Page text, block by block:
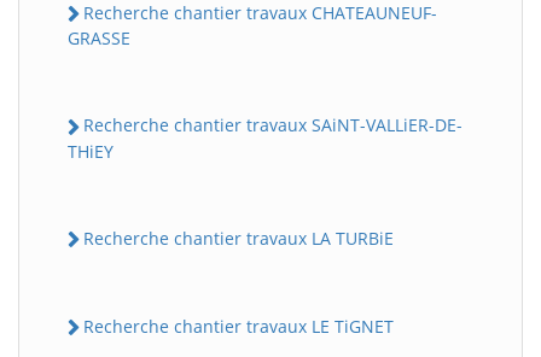
Recherche chantier travaux CHATEAUNEUF-
GRASSE
Recherche chantier travaux SAiNT-VALLiER-DE-
THiEY
Recherche chantier travaux LA TURBiE
Recherche chantier travaux LE TiGNET